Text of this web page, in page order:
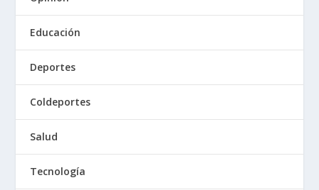
Educación
Deportes
Coldeportes
Salud
Tecnología